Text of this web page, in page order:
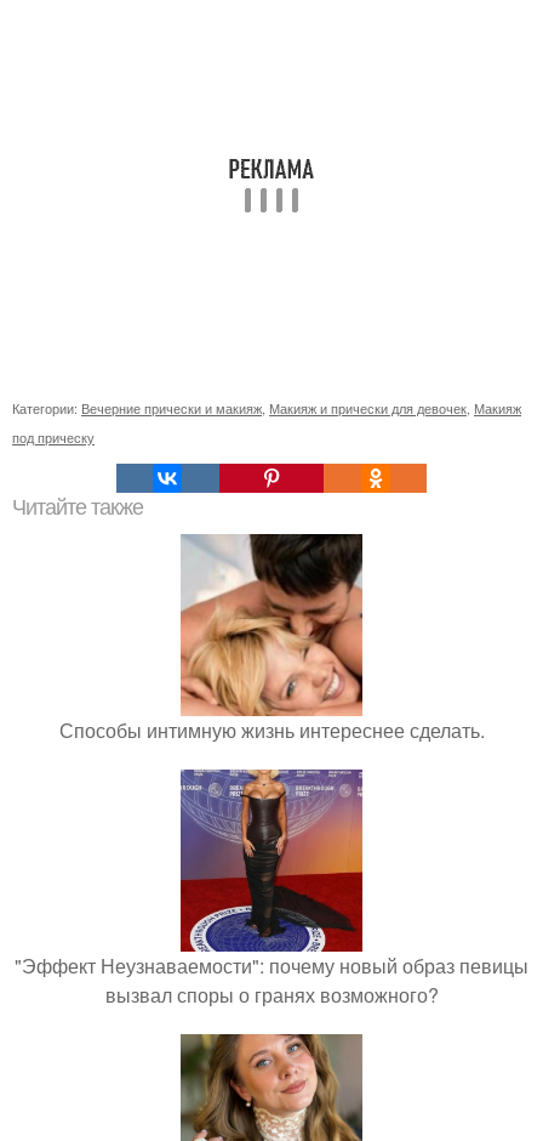
Категории: Вечерние прически и макияж Макияж и прически для девочек Макияж
под прическу
Читайте также
Способы интимную жизнь интереснее сделать.
"Эффект Неузнаваемости": почему новый образ певицы
вызвал споры о гранях возможного?